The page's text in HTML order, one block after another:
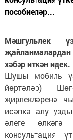
пособиеләр...
Мәшгульлек
хәбәр иткән идек.
Шушы мобиль
йөртәләр)
җирлекләренә
исәпкә алу
әлеге өлкәгә
консультация